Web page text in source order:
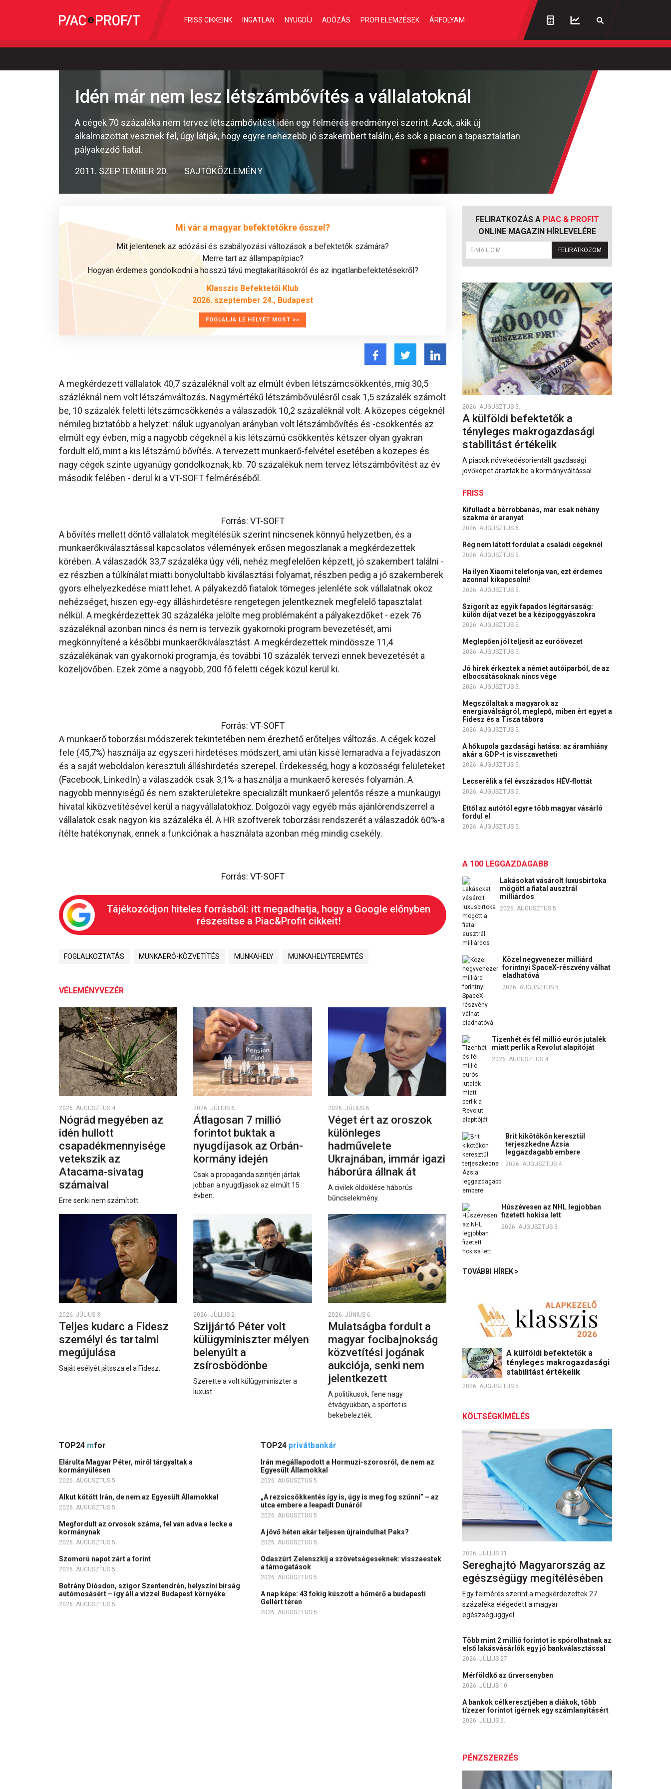
FRISS CIKKEINK INGATLAN NYUGDÍJ ADÓZÁS PROFI ELEMZÉSEK ÁRFOLYAM
Idén már nem lesz létszámbővítés a vállalatoknál
A cégek 70 százaléka nem tervez létszámbővítést idén egy felmérés eredményei szerint. Azok, akik új
alkalmazottat vesznek fel, úgy látják, hogy egyre nehezebb jó szakembert találni, és sok a piacon a tapasztalatlan
pályakezdő fiatal.
2011. SZEPTEMBER 20. SAJTÓKÖZLEMÉNY
Mi vár a magyar befektetőkre ősszel?
Mit jelentenek az adózási és szabályozási változások a befektetők számára?
Merre tart az állampapírpiac?
Hogyan érdemes gondolkodni a hosszú távú megtakarításokról és az ingatlanbefektetésekről?
Klasszis Befektetői Klub
2026. szeptember 24., Budapest
FOGLALJA LE HELYÉT MOST >>
A megkérdezett vállalatok 40,7 százaléknál volt az elmúlt évben létszámcsökkentés, míg 30,5
százléknál nem volt létszámváltozás. Nagymértékű létszámbővülésről csak 1,5 százalék számolt
be, 10 százalék feletti létszámcsökkenés a válaszadók 10,2 százaléknál volt. A közepes cégeknél
némileg biztatóbb a helyzet: náluk ugyanolyan arányban volt létszámbővítés és -csökkentés az
elmúlt egy évben, míg a nagyobb cégeknél a kis létszámú csökkentés kétszer olyan gyakran
fordult elő, mint a kis létszámú bővítés. A tervezett munkaerő-felvétel esetében a közepes és
nagy cégek szinte ugyanúgy gondolkoznak, kb. 70 százalékuk nem tervez létszámbővítést az év
második felében - derül ki a VT-SOFT felméréséből.
Forrás: VT-SOFT
A bővítés mellett döntő vállalatok megítélésük szerint nincsenek könnyű helyzetben, és a
munkaerőkiválasztással kapcsolatos vélemények erősen megoszlanak a megkérdezettek
körében. A válaszadók 33,7 százaléka úgy véli, nehéz megfelelően képzett, jó szakembert találni -
ez részben a túlkínálat miatti bonyolultabb kiválasztási folyamat, részben pedig a jó szakemberek
gyors elhelyezkedése miatt lehet. A pályakezdő fiatalok tömeges jelenléte sok vállalatnak okoz
nehézséget, hiszen egy-egy álláshirdetésre rengetegen jelentkeznek megfelelő tapasztalat
nélkül. A megkérdezettek 30 százaléka jelölte meg problémaként a pályakezdőket - ezek 76
százaléknál azonban nincs és nem is tervezik gyakornoki program bevezetését, ami
megkönnyítené a későbbi munkaerőkiválasztást. A megkérdezettek mindössze 11,4
százalékának van gyakornoki programja, és további 10 százalék tervezi ennek bevezetését a
közeljövőben. Ezek zöme a nagyobb, 200 fő feletti cégek közül kerül ki.
Forrás: VT-SOFT
A munkaerő toborzási módszerek tekintetében nem érezhető erőteljes változás. A cégek közel
fele (45,7%) használja az egyszeri hirdetéses módszert, ami után kissé lemaradva a fejvadászon
és a saját weboldalon keresztüli álláshirdetés szerepel. Érdekesség, hogy a közösségi felületeket
(Facebook, LinkedIn) a válaszadók csak 3,1%-a használja a munkaerő keresés folyamán. A
nagyobb mennyiségű és nem szakterületekre specializált munkaerő jelentős része a munkaügyi
hivatal kiközvetítésével kerül a nagyvállalatokhoz. Dolgozói vagy egyéb más ajánlórendszerrel a
vállalatok csak nagyon kis százaléka él. A HR szoftverek toborzási rendszerét a válaszadók 60%-a
ítélte hatékonynak, ennek a funkciónak a használata azonban még mindig csekély.
Forrás: VT-SOFT
Tájékozódjon hiteles forrásból: itt megadhatja, hogy a Google előnyben
részesítse a Piac&Profit cikkeit!
FOGLALKOZTATÁS MUNKAERŐ-KÖZVETÍTÉS MUNKAHELY MUNKAHELYTEREMTÉS
VÉLEMÉNYVEZÉR
2026. AUGUSZTUS 4.
Nógrád megyében az
idén hullott
csapadékmennyisége
vetekszik az
Atacama‑sivatag
számaival
Erre senki nem számított.
2026. JÚLIUS 6.
Átlagosan 7 millió
forintot buktak a
nyugdíjasok az Orbán-
kormány idején
Csak a propaganda szintjén jártak
jobban a nyugdíjasok az elmúlt 15
évben.
2026. JÚLIUS 6.
Véget ért az oroszok
különleges
hadművelete
Ukrajnában, immár igazi
háborúra állnak át
A civilek öldöklése háborús
bűncselekmény.
2026. JÚLIUS 3.
Teljes kudarc a Fidesz
személyi és tartalmi
megújulása
Saját esélyét játssza el a Fidesz.
2026. JÚLIUS 2.
Szijjártó Péter volt
külügyminiszter mélyen
belenyúlt a
zsírosbödönbe
Szerette a volt külügyminiszter a
luxust.
2026. JÚNIUS 6.
Mulatságba fordult a
magyar focibajnokság
közvetítési jogának
aukciója, senki nem
jelentkezett
A politikusok, fene nagy
étvágyukban, a sportot is
bekebelezték.
TOP24 mfor
Elárulta Magyar Péter, miről tárgyaltak a
kormányülésen
2026. AUGUSZTUS 5.
Alkut kötött Irán, de nem az Egyesült Államokkal
2026. AUGUSZTUS 5.
Megfordult az orvosok száma, fel van adva a lecke a
kormánynak
2026. AUGUSZTUS 5.
Szomorú napot zárt a forint
2026. AUGUSZTUS 5.
Botrány Diósdon, szigor Szentendrén, helyszíni bírság
autómosásért – így áll a vízzel Budapest környéke
2026. AUGUSZTUS 5.
TOP24 privátbankár
Irán megállapodott a Hormuzi-szorosról, de nem az
Egyesült Államokkal
2026. AUGUSZTUS 5.
„A rezsicsökkentés így is, úgy is meg fog szűnni” – az
utca embere a leapadt Dunáról
2026. AUGUSZTUS 5.
A jövő héten akár teljesen újraindulhat Paks?
2026. AUGUSZTUS 5.
Odaszúrt Zelenszkij a szövetségeseknek: visszaestek
a támogatások
2026. AUGUSZTUS 5.
A nap képe: 43 fokig kúszott a hőmérő a budapesti
Gellért téren
2026. AUGUSZTUS 5.
FELIRATKOZÁS A PIAC & PROFIT
ONLINE MAGAZIN HÍRLEVELÉRE
FELIRATKOZOM
2026. AUGUSZTUS 5.
A külföldi befektetők a
tényleges makrogazdasági
stabilitást értékelik
A piacok növekedésorientált gazdasági
jövőképet áraztak be a kormányváltással.
FRISS
Kifulladt a bérrobbanás, már csak néhány
szakma ér aranyat
2026. AUGUSZTUS 6.
Rég nem látott fordulat a családi cégeknél
2026. AUGUSZTUS 5.
Ha ilyen Xiaomi telefonja van, ezt érdemes
azonnal kikapcsolni!
2026. AUGUSZTUS 5.
Szigorít az egyik fapados légitársaság:
külön díjat vezet be a kézipoggyászokra
2026. AUGUSZTUS 5.
Meglepően jól teljesít az euróövezet
2026. AUGUSZTUS 5.
Jó hírek érkeztek a német autóiparból, de az
elbocsátásoknak nincs vége
2026. AUGUSZTUS 5.
Megszólaltak a magyarok az
energiaválságról, meglepő, miben ért egyet a
Fidesz és a Tisza tábora
2026. AUGUSZTUS 5.
A hőkupola gazdasági hatása: az áramhiány
akár a GDP-t is visszavetheti
2026. AUGUSZTUS 5.
Lecserélik a fél évszázados HÉV-flottát
2026. AUGUSZTUS 5.
Ettől az autótól egyre több magyar vásárló
fordul el
2026. AUGUSZTUS 5.
A 100 LEGGAZDAGABB
Lakásokat vásárolt luxusbirtoka
mögött a fiatal ausztrál
milliárdos
2026. AUGUSZTUS 5.
Közel negyvenezer milliárd
forintnyi SpaceX-részvény válhat
eladhatóvá
2026. AUGUSZTUS 5.
Tizenhét és fél millió eurós jutalék
miatt perlik a Revolut alapítóját
2026. AUGUSZTUS 4.
Brit kikötőkön keresztül
terjeszkedne Ázsia
leggazdagabb embere
2026. AUGUSZTUS 4.
Húszévesen az NHL legjobban
fizetett hokisa lett
2026. AUGUSZTUS 3.
TOVÁBBI HÍREK >
A külföldi befektetők a
tényleges makrogazdasági
stabilitást értékelik
2026. AUGUSZTUS 5.
KÖLTSÉGKÍMÉLÉS
2026. JÚLIUS 31.
Sereghajtó Magyarország az
egészségügy megítélésében
Egy felmérés szerint a megkérdezettek 27
százaléka elégedett a magyar
egészségüggyel.
Több mint 2 millió forintot is spórolhatnak az
első lakásvásárlók egy jó bankválasztással
2026. JÚLIUS 27.
Mérföldkő az űrversenyben
2026. JÚLIUS 10.
A bankok célkeresztjében a diákok, több
tízezer forintot ígérnek egy számlanyitásért
2026. JÚLIUS 6.
PÉNZSZERZÉS